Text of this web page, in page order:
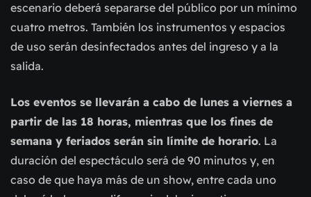
escenario deberá separarse del público por un mínimo
cuatro metros. También los instrumentos y espacios
de uso serán desinfectados antes del ingreso y a la
salida.
Los eventos se llevarán a cabo de lunes a viernes a
partir de las 18 horas, mientras que los fines de
semana y feriados serán sin límite de horario. La
duración del espectáculo será de 90 minutos y, en
caso de que haya más de un show, entre cada uno